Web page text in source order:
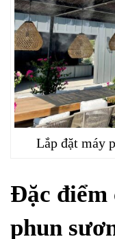
Lắp đặt máy
Đặc điểm
phun